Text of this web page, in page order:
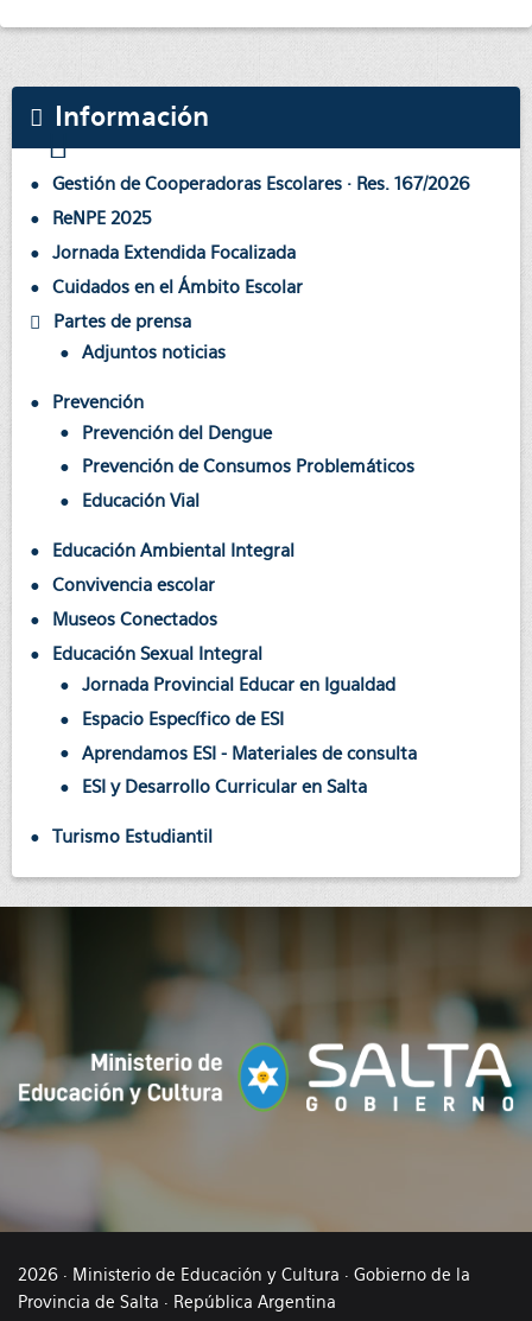
Información
Gestión de Cooperadoras Escolares · Res. 167/2026
ReNPE 2025
Jornada Extendida Focalizada
Cuidados en el Ámbito Escolar
Partes de prensa
Adjuntos noticias
Prevención
Prevención del Dengue
Prevención de Consumos Problemáticos
Educación Vial
Educación Ambiental Integral
Convivencia escolar
Museos Conectados
Educación Sexual Integral
Jornada Provincial Educar en Igualdad
Espacio Específico de ESI
Aprendamos ESI - Materiales de consulta
ESI y Desarrollo Curricular en Salta
Turismo Estudiantil
2026 · Ministerio de Educación y Cultura · Gobierno de la
Provincia de Salta · República Argentina